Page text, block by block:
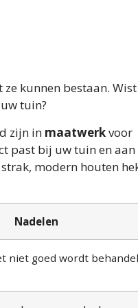
kunnen bestaan.
tuin?
zijn in maatwerkvoor
past bij uw tuin en
modern houten
Nadelen
niet goed wordt